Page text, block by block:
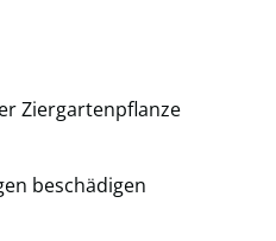
Ziergartenpflanze
beschädigen